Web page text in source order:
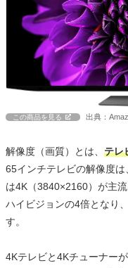
この商品を見る 出典：
解像度（画質）とは、 テレ
65インチテレビの解像度
は4K（3840×2160）が主
ハイビジョンの4倍となり
す。
4Kテレビと4Kチューナー